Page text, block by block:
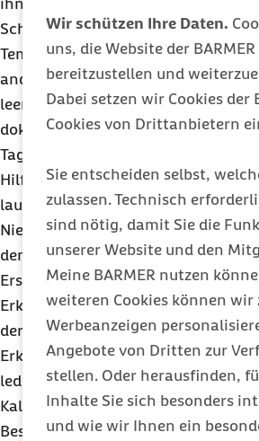
Wir schützen Ihre Daten.
uns, die Website der
bereitzustellen und
Dabei setzen wir Cookies der
Cookies von Drittanbietern
Sie entscheiden selbst,
zulassen. Technisch
sind nötig, damit Sie die
unserer Website und den
Meine BARMER nutzen
weiteren Cookies können wir
Werbeanzeigen
Angebote von Dritten zur
stellen. Oder herausfinden,
Inhalte Sie sich besonders
und wie wir Ihnen ein
ihnen mit nackten Füßen 20
Schüssel mit zehn Litern Wasser
Temperatur von zehn Grad Celsius
andere Hälfte stellte die Füße mit
leeres Gefäß. Ihren
dokumentierten alle Teilnehmer
Tage lang mit einem Fragebogen,
Hilfe einer Punkte-Skala ihre
laufende oder verstopfte Nase,
Niesen und Husten bewerteten.
dem Experiment zeigten sich keine
Erst in den folgenden fünf Tagen
Erkältungsrate in beiden
der Kaltwasser-Gruppe entwickelten
Erkältungssymptome, in der
lediglich fünf. Demnach litten die
Kaltwasser-Gruppe offenbar unter
Beschwerden.